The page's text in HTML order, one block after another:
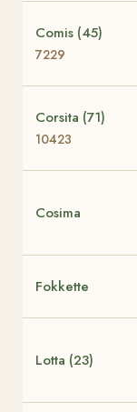
Comis (45)
7229
Corsita (71)
10423
Cosima
Fokkette
Lotta (23)